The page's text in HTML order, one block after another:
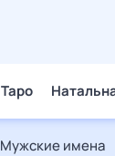
Таро
Мужские имена